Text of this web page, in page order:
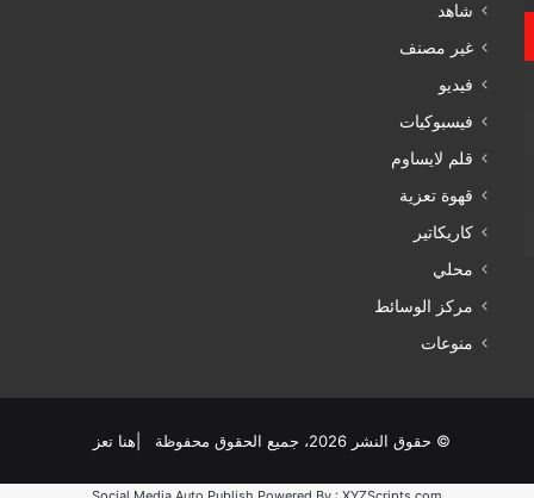
شاهد
غير مصنف
فيديو
فيسبوكيات
قلم لايساوم
قهوة تعزية
كاريكاتير
محلي
مركز الوسائط
منوعات
© حقوق النشر 2026، جميع الحقوق محفوظة |هنا تعز